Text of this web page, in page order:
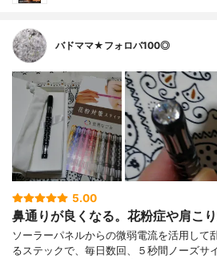
バドママ★フォロバ100◎
5.00
鼻通りが良くなる。花粉症や肩こり
ソーラーパネルからの微弱電流を活用して
るステックで、毎日数回、５秒間ノーズサ